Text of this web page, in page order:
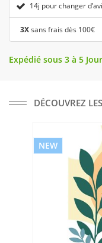
14j pour changer
3Xsans frais dès 100€
Expédié sous 3 à 5
DÉCOUVREZ
NEW